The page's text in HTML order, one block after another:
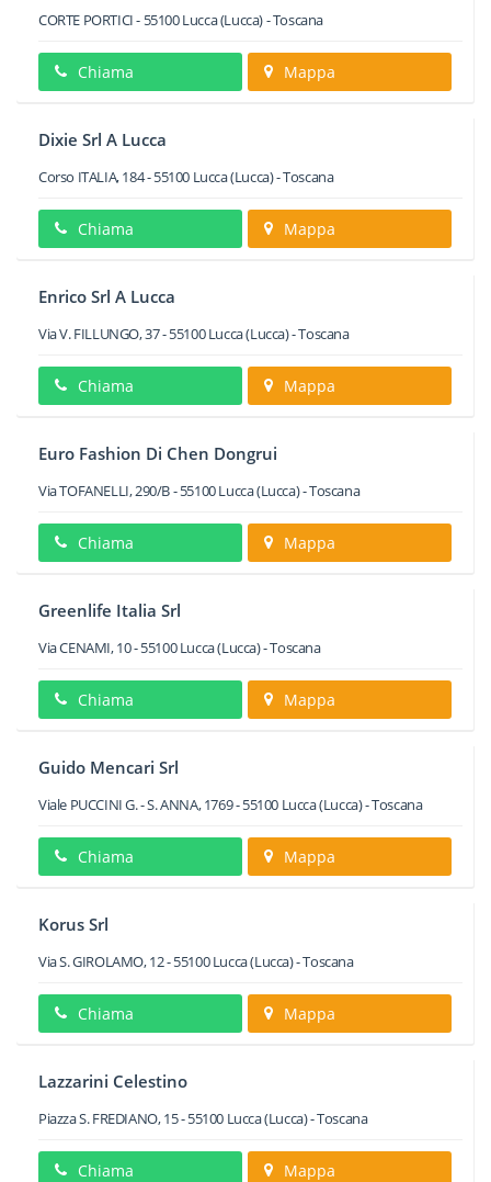
CORTE PORTICI- 55100Lucca(Lucca) -Toscana
Chiama Mappa
Dixie Srl A Lucca
Corso ITALIA, 184-55100 Lucca(Lucca) -Toscana
Chiama Mappa
Enrico Srl A Lucca
Via V. FILLUNGO, 37-55100 Lucca(Lucca) -Toscana
Chiama Mappa
Euro Fashion Di Chen Dongrui
Via TOFANELLI, 290/B-55100Lucca(Lucca) -Toscana
Chiama Mappa
Greenlife Italia Srl
Via CENAMI, 10-55100 Lucca(Lucca) -Toscana
Chiama Mappa
Guido Mencari Srl
Viale PUCCINI G. - S. ANNA, 1769-55100 Lucca(Lucca) -Toscana
Chiama Mappa
Korus Srl
Via S. GIROLAMO, 12-55100 Lucca(Lucca) -Toscana
Chiama Mappa
Lazzarini Celestino
Piazza S. FREDIANO, 15-55100 Lucca(Lucca) -Toscana
Chiama Mappa